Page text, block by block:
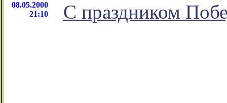
08.05.2000
21:10
С праздником